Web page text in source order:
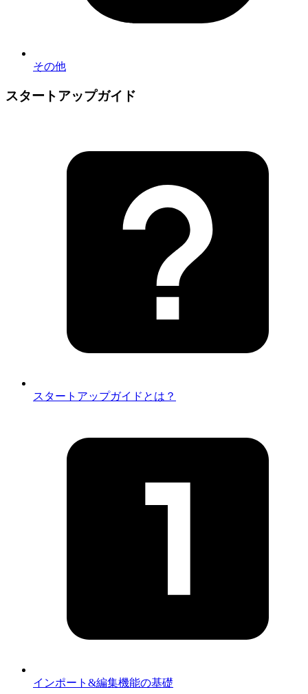
その他
スタートアップガイド
スタートアップガイドとは？
インポート&編集機能の基礎